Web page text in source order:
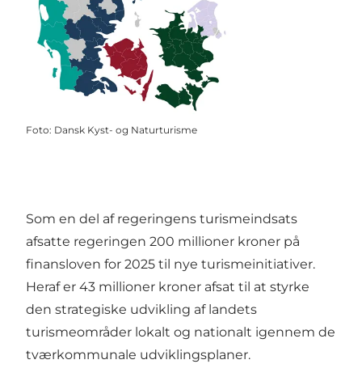
Foto: Dansk Kyst- og Naturturisme
Som en del af regeringens turismeindsats
afsatte regeringen 200 millioner kroner på
finansloven for 2025 til nye turismeinitiativer.
Heraf er 43 millioner kroner afsat til at styrke
den strategiske udvikling af landets
turismeområder lokalt og nationalt igennem de
tværkommunale udviklingsplaner.